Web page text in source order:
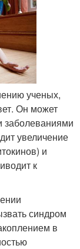
ученых,
Он может
заболеваниями
увеличение
и
к
синдром
в